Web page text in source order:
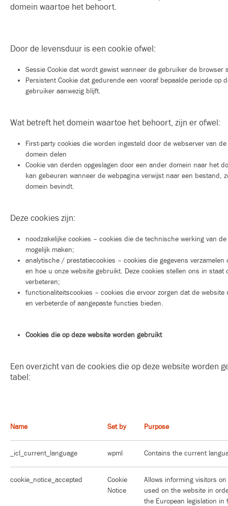
domein waartoe het behoort.
Door de levensduur is een cookie ofwel:
Sessie Cookie dat wordt gewist wanneer de gebruiker de browser
Persistent Cookie dat gedurende een vooraf bepaalde periode op
gebruiker aanwezig blijft.
Wat betreft het domein waartoe het behoort, zijn er ofwel:
First-party cookies die worden ingesteld door de webserver van
domein delen
Cookie van derden opgeslagen door een ander domein naar het
kan gebeuren wanneer de webpagina verwijst naar een bestand,
domein bevindt.
Deze cookies zijn:
noodzakelijke cookies – cookies die de technische werking van
mogelijk maken;
analytische / prestatiecookies – cookies die gegevens
en hoe u onze website gebruikt. Deze cookies stellen ons in staat
verbeteren;
functionaliteitscookies – cookies die ervoor zorgen dat de website
en verbeterde of aangepaste functies bieden.
Cookies die op deze website worden gebruikt
Een overzicht van de cookies die op deze website worden
tabel:
Name Set by Purpose
_icl_current_language wpml Contains the current
cookie_notice_accepted
Cookie
Notice
Allows informing visitors
used on the website in
the European legislation in